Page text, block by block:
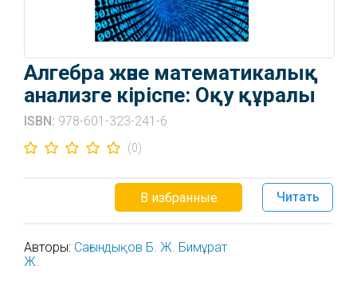
Алгебра және математикалық
анализге кіріспе: Оқу құралы
ISBN: 978-601-323-241-6
(0)
В избранные Читать
Авторы: Сағындықов Б. Ж. Бимұрат
Ж.